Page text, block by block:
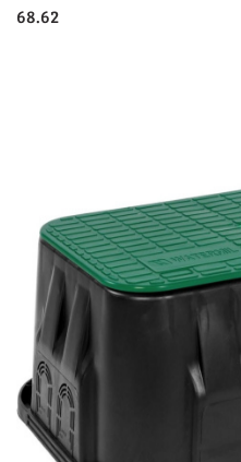
68.62